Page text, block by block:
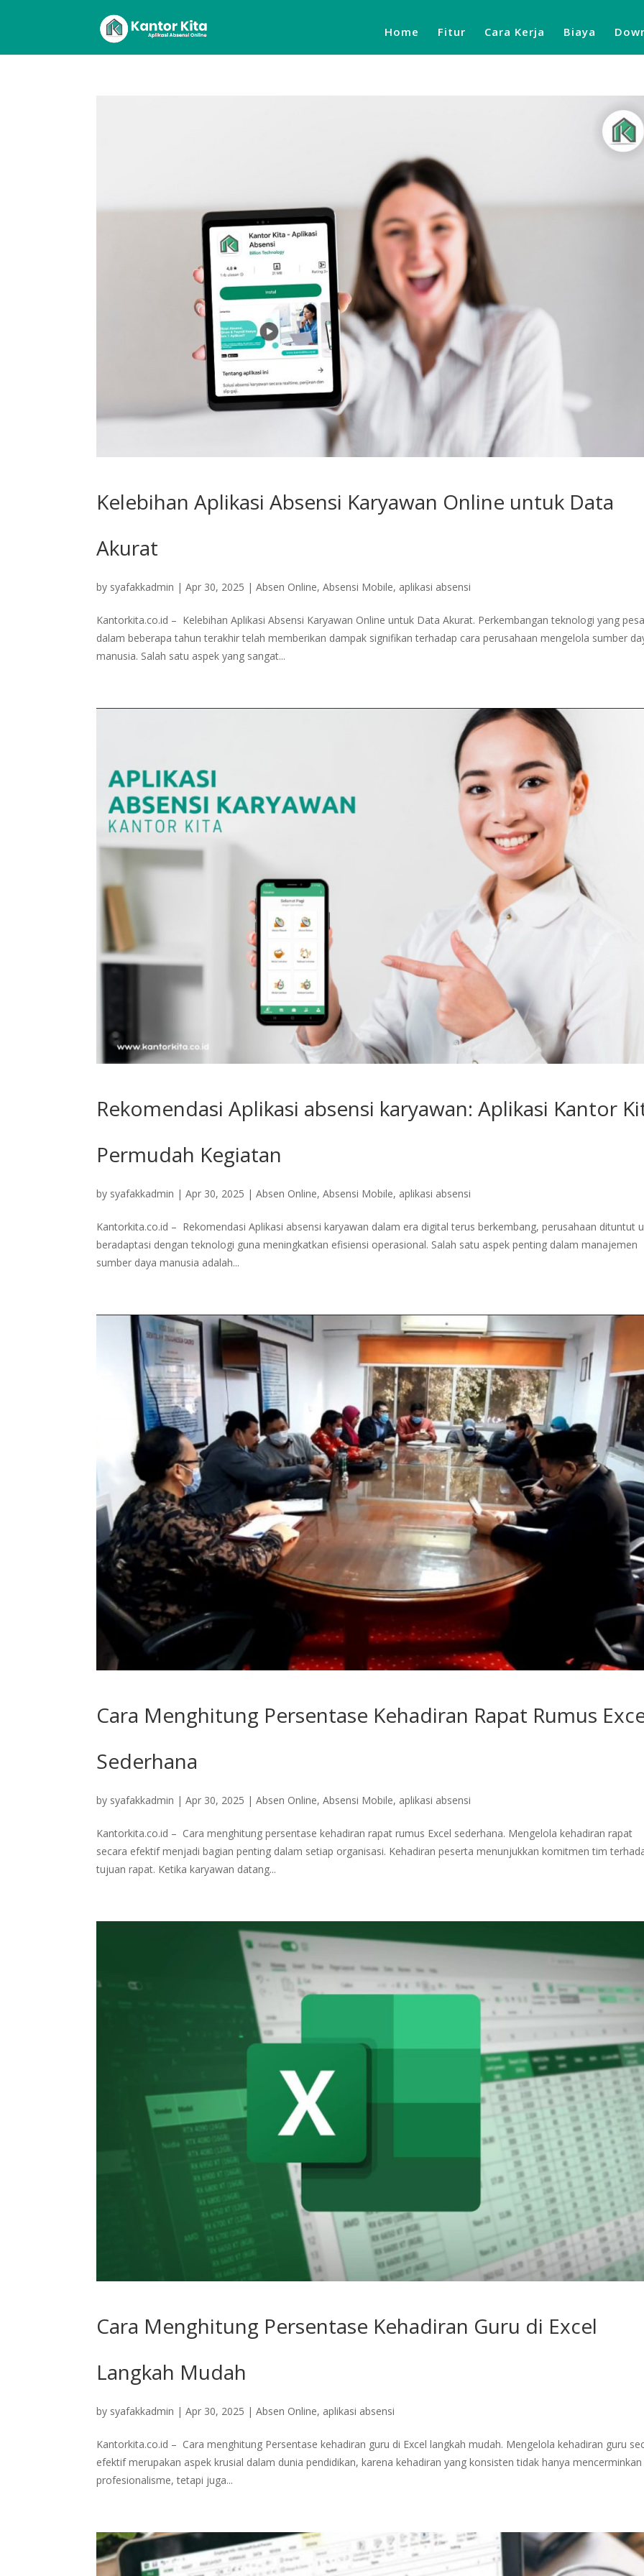
Home Fitur Cara Kerja Biaya
Kelebihan Aplikasi Absensi Karyawan Online untuk Data
Akurat
by syafakkadmin |Apr 30, 2025 |Absen Online,Absensi Mobile, aplikasi absensi
Kantorkita.co.id – Kelebihan Aplikasi Absensi Karyawan Online untuk Data Akurat. Perkembangan teknologi yang
dalam beberapa tahun terakhir telah memberikan dampak signifikan terhadap cara perusahaan mengelola sumber
manusia. Salah satu aspek yang sangat...
Rekomendasi Aplikasi absensi karyawan: Aplikasi Kantor
Permudah Kegiatan
by syafakkadmin |Apr 30, 2025 |Absen Online,Absensi Mobile, aplikasi absensi
Kantorkita.co.id – Rekomendasi Aplikasi absensi karyawan dalam era digital terus berkembang, perusahaan dituntut
beradaptasi dengan teknologi guna meningkatkan efisiensi operasional. Salah satu aspek penting dalam manajemen
sumber daya manusia adalah...
Cara Menghitung Persentase Kehadiran Rapat Rumus
Sederhana
by syafakkadmin |Apr 30, 2025 |Absen Online,Absensi Mobile, aplikasi absensi
​Kantorkita.co.id – Cara menghitung persentase kehadiran rapat rumus Excel sederhana. Mengelola kehadiran rapat
secara efektif menjadi bagian penting dalam setiap organisasi. Kehadiran peserta menunjukkan komitmen tim
tujuan rapat. Ketika karyawan datang...
Cara Menghitung Persentase Kehadiran Guru di Excel
Langkah Mudah
by syafakkadmin |Apr 30, 2025 |Absen Online, aplikasi absensi
Kantorkita.co.id – Cara menghitung Persentase kehadiran guru di Excel langkah mudah. Mengelola kehadiran guru
efektif merupakan aspek krusial dalam dunia pendidikan, karena kehadiran yang konsisten tidak hanya mencerminkan
profesionalisme, tetapi juga...